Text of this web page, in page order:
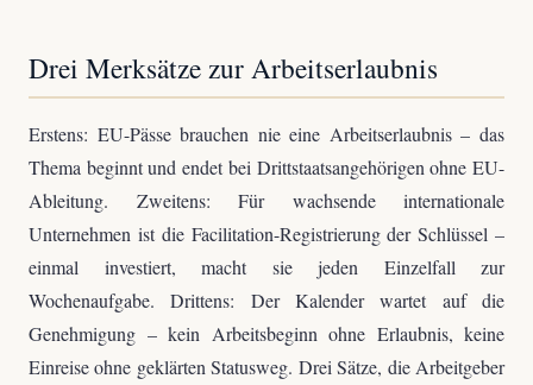
Drei Merksätze zur Arbeitserlaubnis
Erstens: EU-Pässe brauchen nie eine Arbeitserlaubnis – das
Thema beginnt und endet bei Drittstaatsangehörigen ohne EU-
Ableitung. Zweitens: Für wachsende internationale
Unternehmen ist die Facilitation-Registrierung der Schlüssel –
einmal investiert, macht sie jeden Einzelfall zur
Wochenaufgabe. Drittens: Der Kalender wartet auf die
Genehmigung – kein Arbeitsbeginn ohne Erlaubnis, keine
Einreise ohne geklärten Statusweg. Drei Sätze, die Arbeitgeber